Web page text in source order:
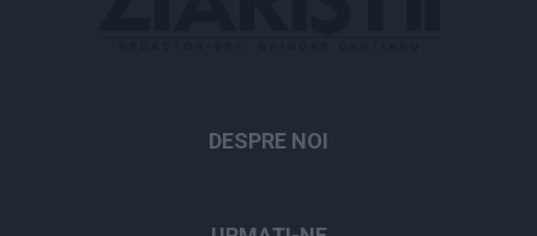
DESPRE NOI